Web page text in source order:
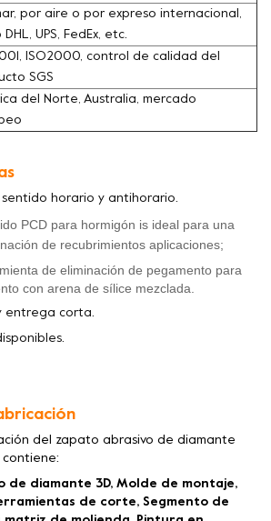
por aire o por expreso internacional,
UPS, FedEx, etc.
ISO2000, control de calidad del
SGS
del Norte, Australia, mercado
horario y antihorario.
PCD para hormigón is ideal para una
de recubrimientos aplicaciones;
de eliminación de pegamento para
con arena de sílice mezclada.
entrega corta.
del zapato abrasivo de diamante
de diamante 3D, Molde de montaje,
de corte, Segmento de